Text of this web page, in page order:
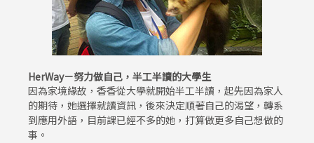
HerWay－努力做自己，半工半讀的大學生
因為家境緣故，香香從大學就開始半工半讀，起先因為家人
的期待，她選擇就讀資訊，後來決定順著自己的渴望，轉系
到應用外語，目前課已經不多的她，打算做更多自己想做的
事。